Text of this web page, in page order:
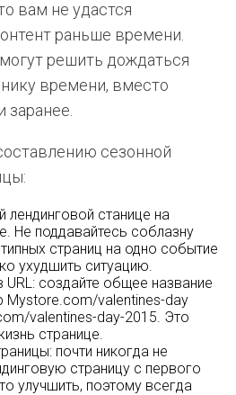
вам не удастся
раньше времени.
решить дождаться
времени, вместо
сезонной
лендинговой станице на
Не поддавайтесь соблазну
страниц на одно событие
ухудшить ситуацию.
создайте общее название
Mystore.com/valentines-day
valentines-day-2015. Это
странице.
почти никогда не
страницу с первого
улучшить, поэтому всегда